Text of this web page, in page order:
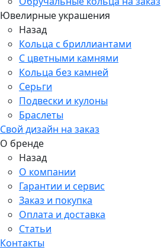
Ювелирные украшения
Назад
Кольца с бриллиантами
С цветными камнями
Кольца без камней
Серьги
Подвески и кулоны
Браслеты
Свой дизайн на заказ
О бренде
Назад
О компании
Гарантии и сервис
Заказ и покупка
Оплата и доставка
Статьи
Контакты